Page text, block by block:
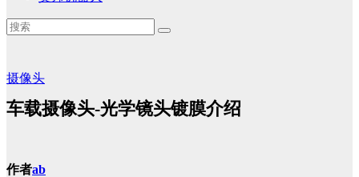
摄像头
车载摄像头-光学镜头镀膜介绍
作者ab